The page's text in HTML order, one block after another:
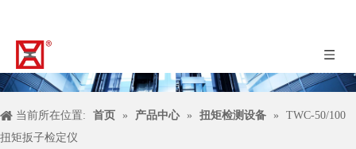
当前所在位置: 首页 » 产品中心 » 扭矩检测设备 »
TWC-50/100
扭矩扳子检定仪